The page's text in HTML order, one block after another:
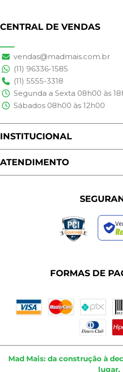
CENTRAL DE VENDAS
vendas@madmais.com.br
(11) 96336-1585
(11) 5555-3318
Segunda a Sexta 08h00 às
Sábados 08h00 às 12h00
INSTITUCIONAL
Quem Somos
Nossas Lojas
ATENDIMENTO
Política de Privacidade
Trocas e Devoluções
Regras de Promoções
Termos de Uso
Plano de CorteFORMAS DE
Mad Mais: da construção à
lugar.